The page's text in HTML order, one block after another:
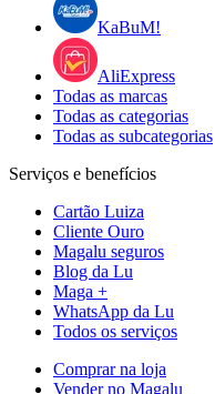
KaBuM!
AliExpress
Todas as marcas
Todas as categorias
Todas as subcategorias
Serviços e benefícios
Cartão Luiza
Cliente Ouro
Magalu seguros
Blog da Lu
Maga +
WhatsApp da Lu
Todos os serviços
Comprar na loja
Vender no Magalu